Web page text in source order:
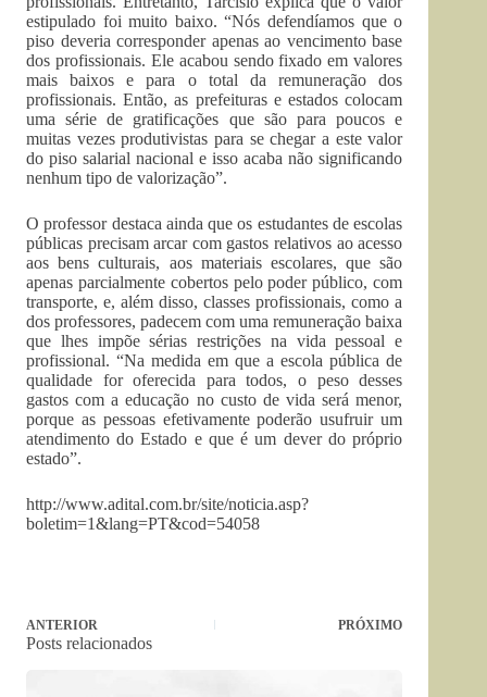
estipulado foi muito baixo. “Nós defendíamos que o
piso deveria corresponder apenas ao vencimento base
dos profissionais. Ele acabou sendo fixado em valores
mais baixos e para o total da remuneração dos
profissionais. Então, as prefeituras e estados colocam
uma série de gratificações que são para poucos e
muitas vezes produtivistas para se chegar a este valor
do piso salarial nacional e isso acaba não significando
nenhum tipo de valorização”.
O professor destaca ainda que os estudantes de escolas
públicas precisam arcar com gastos relativos ao acesso
aos bens culturais, aos materiais escolares, que são
apenas parcialmente cobertos pelo poder público, com
transporte, e, além disso, classes profissionais, como a
dos professores, padecem com uma remuneração baixa
que lhes impõe sérias restrições na vida pessoal e
profissional. “Na medida em que a escola pública de
qualidade for oferecida para todos, o peso desses
gastos com a educação no custo de vida será menor,
porque as pessoas efetivamente poderão usufruir um
atendimento do Estado e que é um dever do próprio
estado”.
http://www.adital.com.br/site/noticia.asp?
boletim=1&lang=PT&cod=54058
ANTERIOR PRÓXIMO
Posts relacionados